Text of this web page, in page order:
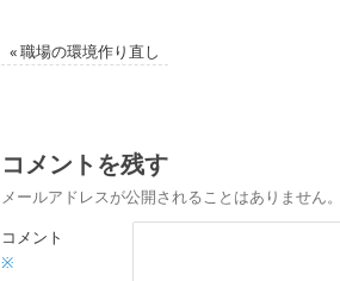
«職場の環境作り直し
コメントを残す
メールアドレスが公開されることはありません。
コメント
※